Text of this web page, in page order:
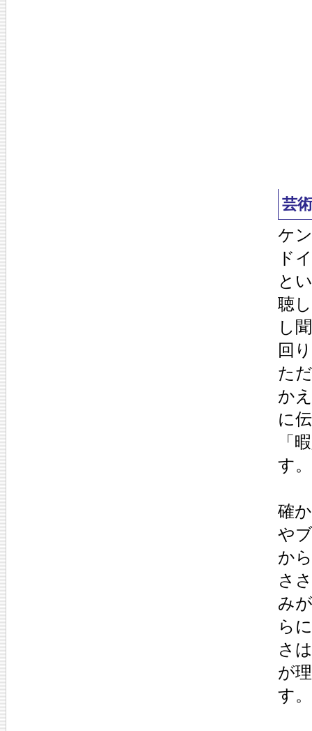
芸
ケ
ド
と
聴
し
回
た
か
に
「
す。
確
や
か
さ
み
ら
さ
が
す。